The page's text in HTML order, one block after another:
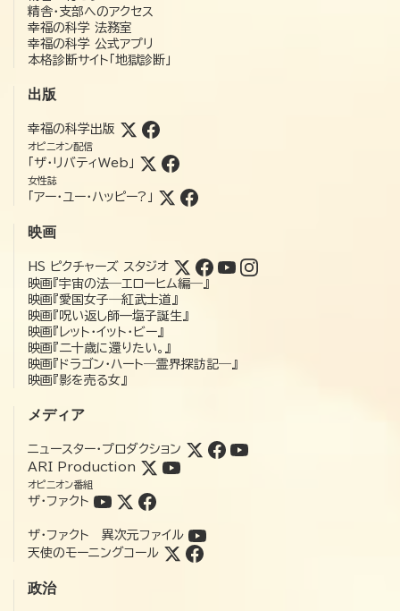
精舎・支部へのアクセス
幸福の科学 法務室
幸福の科学 公式アプリ
本格診断サイト「地獄診断」
出版
幸福の科学出版
オピニオン配信
「ザ・リバティWeb」
女性誌
「アー・ユー・ハッピー?」
映画
HS ピクチャーズ スタジオ
映画『宇宙の法―エローヒム編―』
映画『愛国女子―紅武士道』
映画『呪い返し師—塩子誕生』
映画『レット・イット・ビー』
映画『二十歳に還りたい。』
映画『ドラゴン・ハート―霊界探訪記―』
映画『影を売る女』
メディア
ニュースター・プロダクション
ARI Production
オピニオン番組
ザ・ファクト
ザ・ファクト 異次元ファイル
天使のモーニングコール
政治